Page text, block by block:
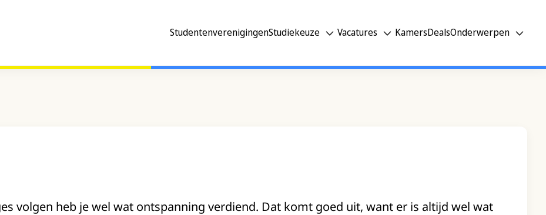
StudentenverenigingenStudiekeuze Vacatures KamersDealsOnderwerpen
volgen heb je wel wat ontspanning verdiend. Dat komt goed uit, want er is altijd wel wat